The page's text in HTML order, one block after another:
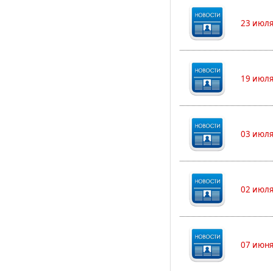
23
19
03
02
07